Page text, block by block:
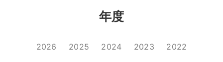
年度
2026 2025 2024 2023 2022